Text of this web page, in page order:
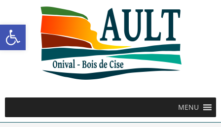
Ouvrir la barre d’outils
MENU